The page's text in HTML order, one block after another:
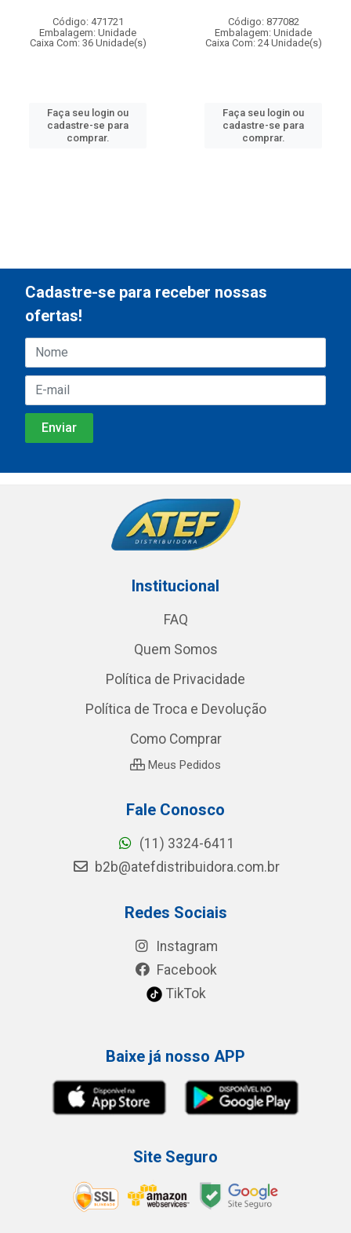
Código: 471721
Embalagem: Unidade
Caixa Com: 36 Unidade(s)
Faça seu login ou
cadastre-se para
comprar.
Código: 877082
Embalagem: Unidade
Caixa Com: 24 Unidade(s)
Faça seu login ou
cadastre-se para
comprar.
Cadastre-se para receber nossas
ofertas!
Institucional
FAQ
Quem Somos
Política de Privacidade
Política de Troca e Devolução
Como Comprar
Meus Pedidos
Fale Conosco
(11) 3324-6411
b2b@atefdistribuidora.com.br
Redes Sociais
Instagram
Facebook
TikTok
Baixe já nosso APP
Site Seguro